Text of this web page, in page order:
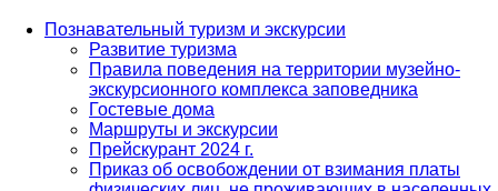
Познавательный туризм и экскурсии
Развитие туризма
Правила поведения на территории музейно-
экскурсионного комплекса заповедника
Гостевые дома
Маршруты и экскурсии
Прейскурант 2024 г.
Приказ об освобождении от взимания платы